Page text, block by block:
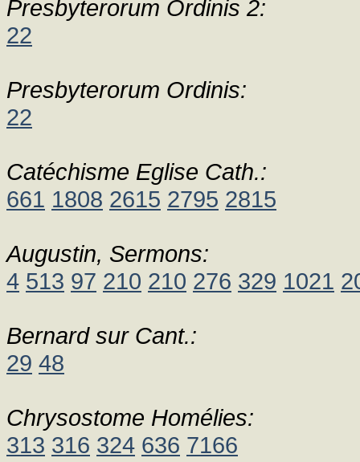
Presbyterorum Ordinis 2:
22
Presbyterorum Ordinis:
22
Catéchisme Eglise Cath.:
661 1808 2615 2795 2815
Augustin, Sermons:
4 513 97 210 210 276 329 1021
Bernard sur Cant.:
29 48
Chrysostome Homélies:
313 316 324 636 7166